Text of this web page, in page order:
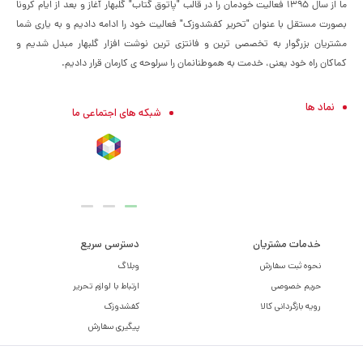
ما از سال ۱۳۹۵ فعالیت خودمان را در قالب "پاتوق گتاب" گلبهار آغاز و بعد از ایام کرونا
بصورت مستقل با عنوان "تحریر کفشدوزک" فعالیت خود را ادامه دادیم و به یاری شما
مشتریان بزرگوار به تخصصی ترین و فانتزی ترین نوشت افزار گلبهار مبدل شدیم و
کماکان راه خود یعنی، خدمت به هموطنانمان را سرلوحه ی کارمان قرار دادیم.
نماد ها شبکه های اجتماعی ما
خدمات مشتریان
نحوه ثبت سفارش
حریم خصوصی
رویه بازگردانی کالا
دسترسی سریع
وبلاگ
ارتباط با لوازم تحریر
کفشدوزک
پیگیری سفارش